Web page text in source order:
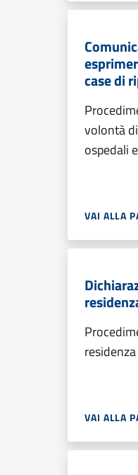
case di
volontà
ospedali
VAI ALLA
residenza
VAI ALLA